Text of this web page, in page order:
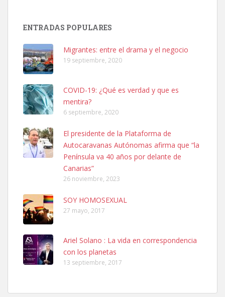
Leales.org » Gran Canaria
SHIBA PERDIDO AVDA JOSE MESA Y LOPEZ
PERRO MACHO RAZA SHIBA CON MICROCHIP PERDIDO HOY
06/07/2025 ZONA MESA Y LOPEZ. ES MUY ASUSTADIZO
Leales.org » Gran Canaria
6.7.2025
Ninfa perdida
El día 5 se los perdió una ninfa papillera, asustada tiene miedo a la
calle, se perdió por la zon...
ENTRADAS POPULARES
Migrantes: entre el drama y el negocio
19 septiembre, 2020
COVID-19: ¿Qué es verdad y que es
mentira?
6 septiembre, 2020
El presidente de la Plataforma de
Autocaravanas Autónomas afirma que “la
Península va 40 años por delante de
Canarias”
26 noviembre, 2023
SOY HOMOSEXUAL
27 mayo, 2017
Ariel Solano : La vida en correspondencia
con los planetas
13 septiembre, 2017